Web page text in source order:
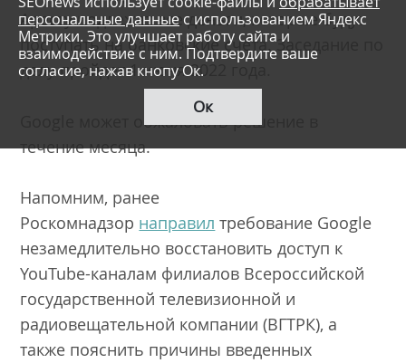
Аресту подлежат все деньги, которые будут
поступать на банковские счета. Заседание по
делу пройдет 1 июня 2022 года.
Google может обжаловать решение в
течение месяца.
Напомним, ранее
Роскомнадзор направил требование Google
незамедлительно восстановить доступ к
YouTube-каналам филиалов Всероссийской
государственной телевизионной и
радиовещательной компании (ВГТРК), а
также пояснить причины введенных
персональные данные с использованием Яндекс
Метрики. Это улучшает работу сайта и
взаимодействие с ним. Подтвердите ваше
согласие, нажав кнопу Ок.
Ок